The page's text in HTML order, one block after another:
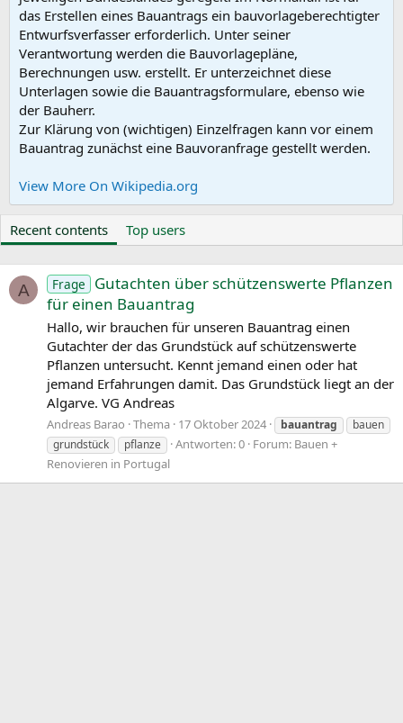
das Erstellen eines Bauantrags ein bauvorlageberechtigter
Entwurfsverfasser erforderlich. Unter seiner
Verantwortung werden die Bauvorlagepläne,
Berechnungen usw. erstellt. Er unterzeichnet diese
Unterlagen sowie die Bauantragsformulare, ebenso wie
der Bauherr.
Zur Klärung von (wichtigen) Einzelfragen kann vor einem
Bauantrag zunächst eine Bauvoranfrage gestellt werden.
View More On Wikipedia.org
Recent contents Top users
A Frage
Gutachten über schützenswerte Pflanzen
für einen Bauantrag
Hallo, wir brauchen für unseren Bauantrag einen
Gutachter der das Grundstück auf schützenswerte
Pflanzen untersucht. Kennt jemand einen oder hat
jemand Erfahrungen damit. Das Grundstück liegt an der
Algarve. VG Andreas
Andreas Barao Thema 17 Oktober 2024 bauantrag
bauen
grundstück
pflanze Antworten: 0 Forum: Bauen +
Renovieren in Portugal